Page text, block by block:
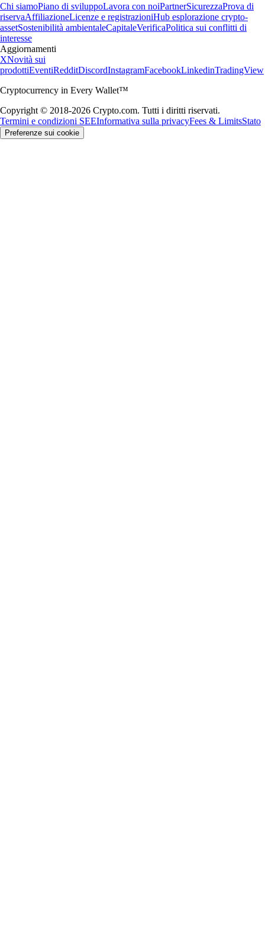
Chi siamoPiano di sviluppoLavora con noiPartnerSicurezzaProva di
riservaAffiliazioneLicenze e registrazioniHub esplorazione crypto-
assetSostenibilità ambientaleCapitaleVerificaPolitica sui conflitti di
interesse
Aggiornamenti
XNovità sui
prodottiEventiRedditDiscordInstagramFacebookLinkedinTradingView
Cryptocurrency in Every Wallet™
Copyright © 2018-2026 Crypto.com. Tutti i diritti riservati.
Termini e condizioni SEEInformativa sulla privacyFees & LimitsStato
Preferenze sui cookie